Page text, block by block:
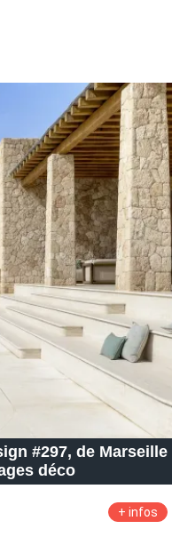
#297, de Marseille
déco
+ infos